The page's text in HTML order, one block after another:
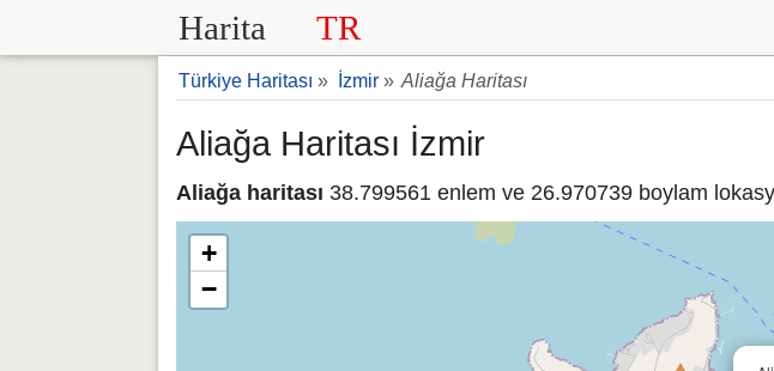
Harita TR
Türkiye Haritası » İzmir » Aliağa Haritası
Aliağa Haritası İzmir
Aliağa haritası 38.799561 enlem ve 26.970739 boylam
+
−